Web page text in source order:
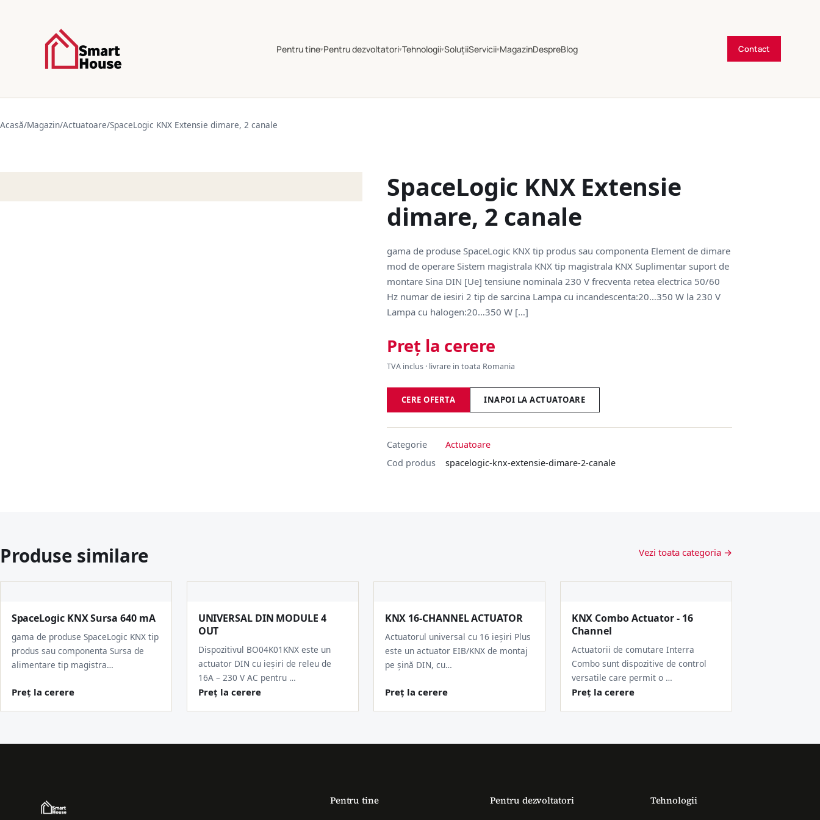
Pentru tine▾Pentru dezvoltatori▾Tehnologii▾SoluțiiServicii▾MagazinDespreBlog Contact
Acasă/Magazin/Actuatoare/SpaceLogic KNX Extensie dimare, 2 canale
SpaceLogic KNX Extensie
dimare, 2 canale
gama de produse SpaceLogic KNX tip produs sau componenta Element de dimare
mod de operare Sistem magistrala KNX tip magistrala KNX Suplimentar suport de
montare Sina DIN [Ue] tensiune nominala 230 V frecventa retea electrica 50/60
Hz numar de iesiri 2 tip de sarcina Lampa cu incandescenta:20…350 W la 230 V
Lampa cu halogen:20…350 W […]
Preț la cerere
TVA inclus · livrare in toata Romania
CERE OFERTA INAPOI LA ACTUATOARE
Categorie
Actuatoare
Cod produs
spacelogic-knx-extensie-dimare-2-canale
Produse similare Vezi toata categoria →
SpaceLogic KNX Sursa 640 mA
gama de produse SpaceLogic KNX tip
produs sau componenta Sursa de
alimentare tip magistra…
Preț la cerere
UNIVERSAL DIN MODULE 4
OUT
Dispozitivul BO04K01KNX este un
actuator DIN cu ieșiri de releu de
16A – 230 V AC pentru …
Preț la cerere
KNX 16-CHANNEL ACTUATOR
Actuatorul universal cu 16 ieșiri Plus
este un actuator EIB/KNX de montaj
pe șină DIN, cu…
Preț la cerere
KNX Combo Actuator - 16
Channel
Actuatorii de comutare Interra
Combo sunt dispozitive de control
versatile care permit o …
Preț la cerere
Pentru tine Pentru dezvoltatori Tehnologii